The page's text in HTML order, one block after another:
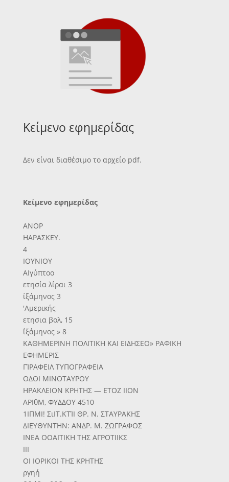
Κείμενο εφημερίδας
Δεν είναι διαθέσιμο το αρχείο pdf.
Κείμενο εφημερίδας
ΑΝΟΡ
ΗΑΡΑΣΚΕΥ.
4
ΙΟΥΝΙΟΥ
ΑΙγύπτοο
ετησία λίραι 3
ίξάμηνος 3
'Αμερικής
ετησια βολ, 15
ΐξάμηνος » 8
ΚΑΘΗΜΕΡΙΝΗ ΠΟΛΙΤΙΚΗ ΚΑΙ ΕΙΔΗΣΕΟ» ΡΑΦΙΚΗ
ΕΦΗΜΕΡΙΣ
ΓΊΡΑΦΕΙΛ ΤΥΠΟΓΡΑΦΕΙΑ
ΟΔΟΙ ΜΙΝΟΤΑΥΡΟΥ
ΗΡΑΚΛΕΙΟΝ ΚΡΗΤΗΣ — ΕΤΟΖ ΙΙΟΝ
ΑΡΙθΜ, ΦΥΔΔΟΥ 4510
1ΙΠΜΙ! ΣιΙΤ.ΚΤΊΙ ΘΡ. Ν. ΣΤΑΥΡΑΚΗΣ
ΔΙΕΥΘΥΝΤΗΝ: ΑΝΔΡ. Μ. ΖΩΓΡΑΦΟΣ
ΙΝΕΑ ΟΟΑΙΤΙΚΗ ΤΗΣ ΑΓΡΟΤΙΙΚΣ
III
ΟΙ ΙΟΡΙΚΟΙ ΤΗΣ ΚΡΗΤΗΣ
ργηή